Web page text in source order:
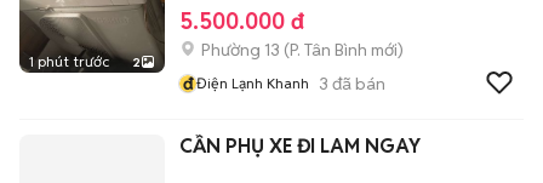
1 phút trước 2
5.500.000 đ
Phường 13 (P. Tân Bình mới)
đĐiện Lạnh Khanh 3 đã bán
CẦN PHỤ XE ĐI LAM NGAY